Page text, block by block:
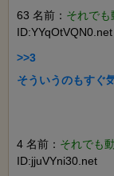
63 名前： それでも
ID:YYqOtVQN0.net
>>3
そういうのもすぐ
4 名前： それでも
ID:jjuVYni30.net